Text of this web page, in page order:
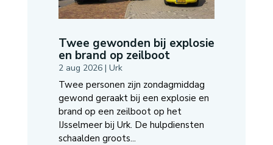
Twee gewonden bij explosie
en brand op zeilboot
2 aug 2026| Urk
Twee personen zijn zondagmiddag
gewond geraakt bij een explosie en
brand op een zeilboot op het
IJsselmeer bij Urk. De hulpdiensten
schaalden groots...